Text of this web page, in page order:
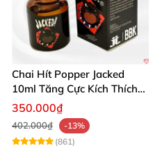
Chai Hít Popper Jacked
10ml Tăng Cực Kích Thích
Mạnh Mẽ
350.000₫
402.000₫
-13%
(861)